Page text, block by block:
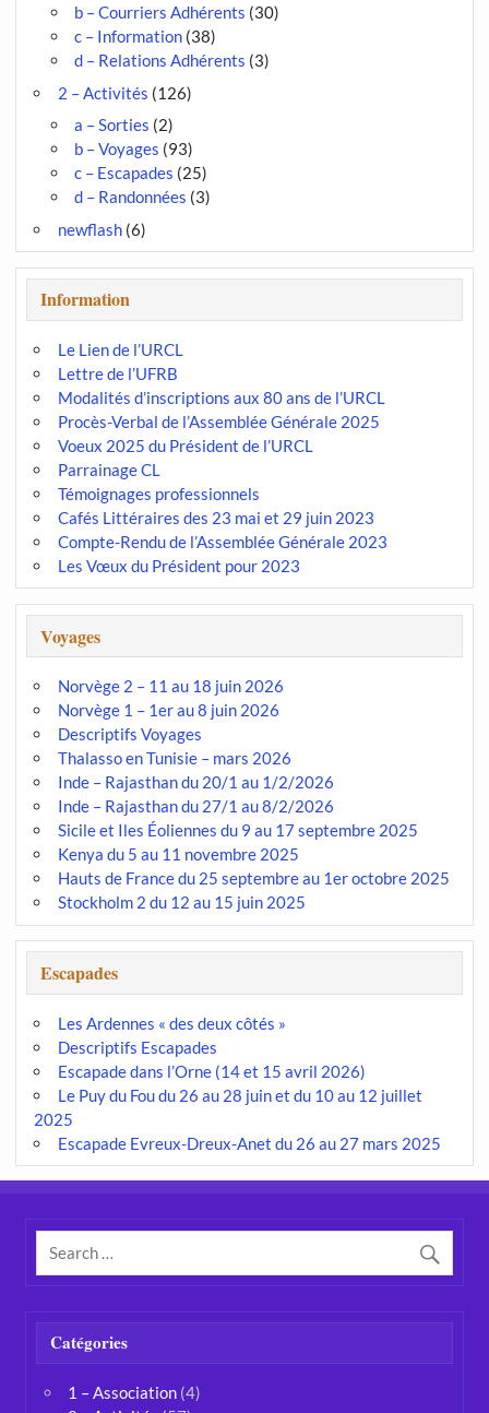
b – Courriers Adhérents (30)
c – Information(38)
d – Relations Adhérents (3)
2 – Activités (126)
a – Sorties (2)
b – Voyages (93)
c – Escapades (25)
d – Randonnées (3)
newflash(6)
Information
Le Lien de l’URCL
Lettre de l’UFRB
Modalités d’inscriptions aux 80 ans de l’URCL
Procès-Verbal de l’Assemblée Générale 2025
Voeux 2025 du Président de l’URCL
Parrainage CL
Témoignages professionnels
Cafés Littéraires des 23 mai et 29 juin 2023
Compte-Rendu de l’Assemblée Générale 2023
Les Vœux du Président pour 2023
Voyages
Norvège 2 – 11 au 18 juin 2026
Norvège 1 – 1er au 8 juin 2026
Descriptifs Voyages
Thalasso en Tunisie – mars 2026
Inde – Rajasthan du 20/1 au 1/2/2026
Inde – Rajasthan du 27/1 au 8/2/2026
Sicile et Iles Éoliennes du 9 au 17 septembre 2025
Kenya du 5 au 11 novembre 2025
Hauts de France du 25 septembre au 1er octobre 2025
Stockholm 2 du 12 au 15 juin 2025
Escapades
Les Ardennes « des deux côtés »
Descriptifs Escapades
Escapade dans l’Orne (14 et 15 avril 2026)
Le Puy du Fou du 26 au 28 juin et du 10 au 12 juillet
2025
Escapade Evreux-Dreux-Anet du 26 au 27 mars 2025
Catégories
1 – Association(4)